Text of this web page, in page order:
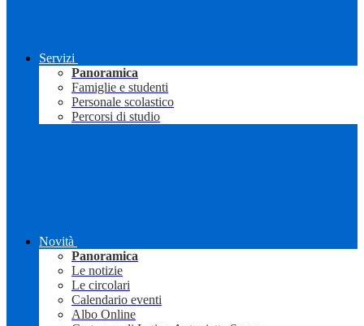
Servizi
Panoramica
Famiglie e studenti
Personale scolastico
Percorsi di studio
Novità
Panoramica
Le notizie
Le circolari
Calendario eventi
Albo Online